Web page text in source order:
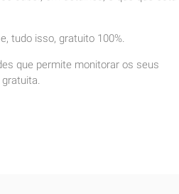
tudo isso, gratuito 100%.
que permite monitorar os seus